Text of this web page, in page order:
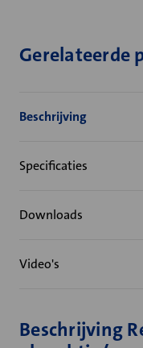
Gerelateerde
Beschrijving
Specificaties
Downloads
Video's
Beschrijving